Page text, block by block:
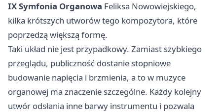
IX Symfonia Organowa Feliksa Nowowiejskiego,
kilka krótszych utworów tego kompozytora, które
poprzedzą większą formę.
Taki układ nie jest przypadkowy. Zamiast szybkiego
przeglądu, publiczność dostanie stopniowe
budowanie napięcia i brzmienia, a to w muzyce
organowej ma znaczenie szczególne. Każdy kolejny
utwór odsłania inne barwy instrumentu i pozwala